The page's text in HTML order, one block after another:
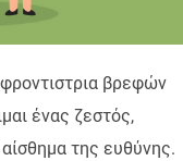
φροντιστρια βρεφών
ένας ζεστός,
της ευθύνης.